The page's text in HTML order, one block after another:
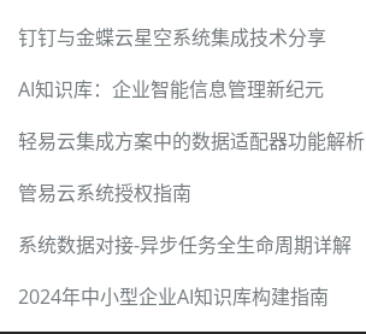
钉钉与金蝶云星空系统集成技术分享
AI知识库：企业智能信息管理新纪元
轻易云集成方案中的数据适配器功能解析
管易云系统授权指南
系统数据对接-异步任务全生命周期详解
2024年中小型企业AI知识库构建指南